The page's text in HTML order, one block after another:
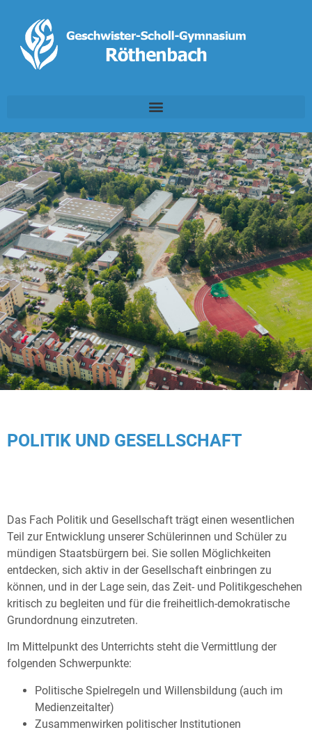
POLITIK UND GESELLSCHAFT
Das Fach Politik und Gesellschaft trägt einen wesentlichen
Teil zur Entwicklung unserer Schülerinnen und Schüler zu
mündigen Staatsbürgern bei. Sie sollen Möglichkeiten
entdecken, sich aktiv in der Gesellschaft einbringen zu
können, und in der Lage sein, das Zeit- und Politikgeschehen
kritisch zu begleiten und für die freiheitlich-demokratische
Grundordnung einzutreten.
Im Mittelpunkt des Unterrichts steht die Vermittlung der
folgenden Schwerpunkte:
Politische Spielregeln und Willensbildung (auch im
Medienzeitalter)
Zusammenwirken politischer Institutionen